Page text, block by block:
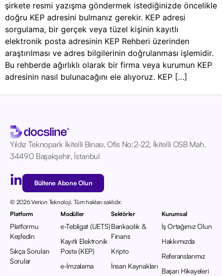
şirkete resmi yazışma göndermek istediğinizde öncelikle
doğru KEP adresini bulmanız gerekir. KEP adresi
sorgulama, bir gerçek veya tüzel kişinin kayıtlı
elektronik posta adresinin KEP Rehberi üzerinden
araştırılması ve adres bilgilerinin doğrulanması işlemidir.
Bu rehberde ağırlıklı olarak bir firma veya kurumun KEP
adresinin nasıl bulunacağını ele alıyoruz. KEP […]
Yıldız Teknopark İkitelli Binası, Ofis No:2-22, İkitelli OSB Mah.
34490 Başakşehir, İstanbul
Bültene Abone Olun
© 2026 Verion Teknoloji. Tüm hakları saklıdır.
Platform
Platformu
Keşfedin
Sıkça Sorulan
Sorular
Modüller
e-Tebligat (UETS)
Kayıtlı Elektronik
Posta (KEP)
e-İmzalama
Sektörler
Bankacılık &
Finans
Kripto
İnsan Kaynakları
Kurumsal
İş Ortağımız Olun
Hakkımızda
Referanslarımız
Başarı Hikayeleri